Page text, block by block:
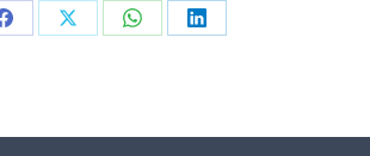
PartagerPartagerPartagerPartager